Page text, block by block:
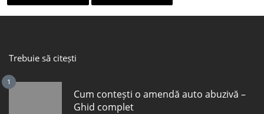
Trebuie să citești
1
Cum contești o amendă auto abuzivă –
Ghid complet